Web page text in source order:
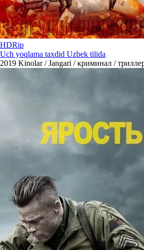
HDRip
Uch yoqlama taxdid Uzbek tilida
2019 Kinolar / Jangari / криминал /